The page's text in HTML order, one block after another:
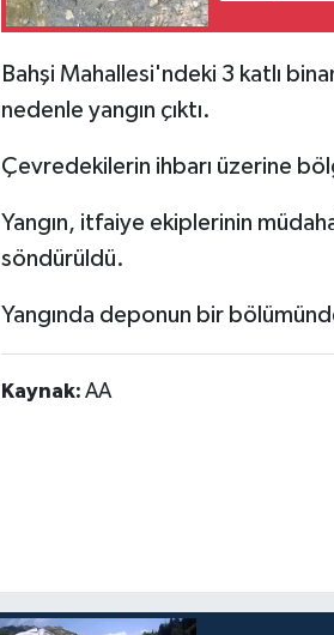
Bahşi Mahallesi'ndeki 3 katlı
nedenle yangın çıktı.
Çevredekilerin ihbarı üzerine
Yangın, itfaiye ekiplerinin
söndürüldü.
Yangında deponun bir
Kaynak: AA